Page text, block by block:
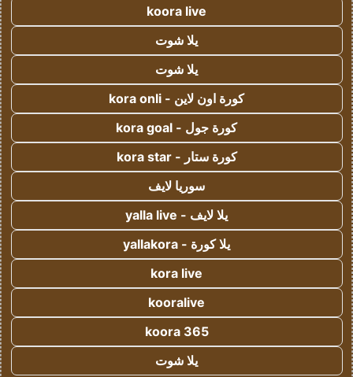
koora live
يلا شوت
يلا شوت
كورة اون لاين - kora onli
كورة جول - kora goal
كورة ستار - kora star
سوريا لايف
يلا لايف - yalla live
يلا كورة - yallakora
kora live
kooralive
koora 365
يلا شوت